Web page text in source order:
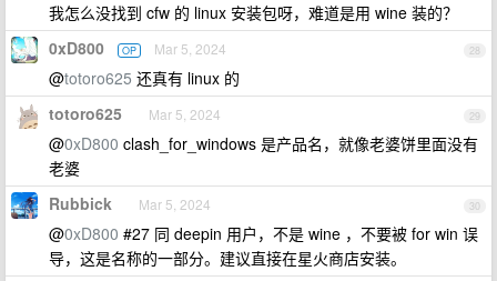
我怎么没找到 cfw 的 linux 安装包呀，难道是用 wine 装的？
28
0xD800 OP Mar 5, 2024
@totoro625 还真有 linux 的
29
totoro625 Mar 5, 2024
@0xD800 clash_for_windows 是产品名，就像老婆饼里面没有
老婆
30
Rubbick Mar 5, 2024
@0xD800 #27 同 deepin 用户，不是 wine ，不要被 for win 误
导，这是名称的一部分。建议直接在星火商店安装。